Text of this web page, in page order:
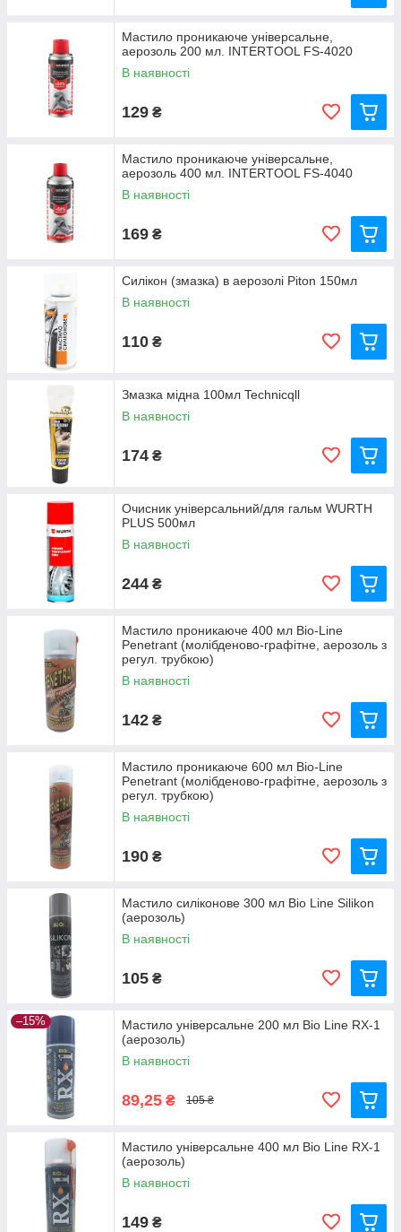
Мастило проникаюче універсальне,
аерозоль 200 мл. INTERTOOL FS-4020
В наявності
129 ₴
Мастило проникаюче універсальне,
аерозоль 400 мл. INTERTOOL FS-4040
В наявності
169 ₴
Силікон (змазка) в аерозолі Piton 150мл
В наявності
110 ₴
Змазка мідна 100мл Technicqll
В наявності
174 ₴
Очисник універсальний/для гальм WURTH
PLUS 500мл
В наявності
244 ₴
Мастило проникаюче 400 мл Bio-Line
Penetrant (молібденово-графітне, аерозоль з
регул. трубкою)
В наявності
142 ₴
Мастило проникаюче 600 мл Bio-Line
Penetrant (молібденово-графітне, аерозоль з
регул. трубкою)
В наявності
190 ₴
Мастило силіконове 300 мл Bio Line Silikon
(аерозоль)
В наявності
105 ₴
–15%
Мастило універсальне 200 мл Bio Line RX-1
(аерозоль)
В наявності
89,25 ₴ 105 ₴
Мастило універсальне 400 мл Bio Line RX-1
(аерозоль)
В наявності
149 ₴